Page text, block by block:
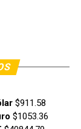
$911.58
$1053.36